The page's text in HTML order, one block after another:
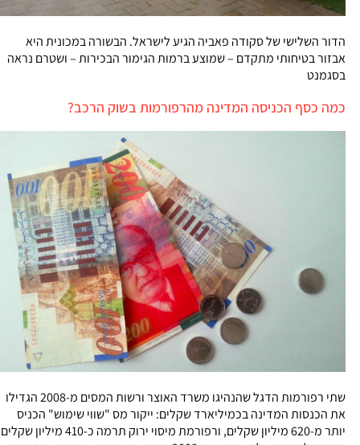
הדור השלישי של סקודה פאביה הגיע לישראל. הבשורה במכונית היא
אבזור בטיחותי מתקדם – שמוצע ברמות הגימור הבכירות – ושטרם נראה
בסגמנט
כמה כסף הכניסה המדינה מהרפורמות בשוק הרכב?
שתי רפורמות הדגל שהנהיגו משרד האוצר ורשות המסים מ-2008 הגדילו
את הכנסות המדינה בכמיליארד שקלים: ייקור מס "שווי שימוש" הכניס
יותר מ-620 מיליון שקלים, ורפורמת מיסוי ירוק תרמה כ-410 מיליון שקלים